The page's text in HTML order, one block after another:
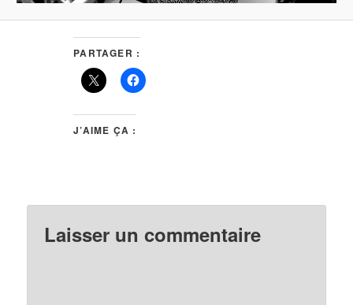
PARTAGER :
J’AIME ÇA :
Laisser un commentaire